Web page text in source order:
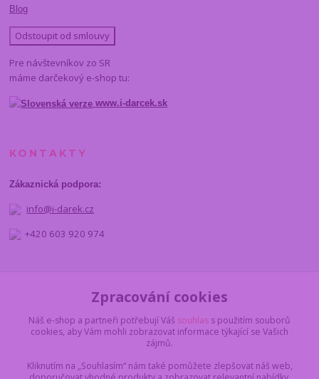
Blog
Odstoupit od smlouvy
Pre návštevníkov zo SR
máme darčekový e-shop tu:
www.i-darcek.sk
KONTAKTY
Zákaznická podpora:
info@i-darek.cz
+420 603 920 974
Zpracování cookies
Náš e-shop a partneři potřebují Váš souhlas s použitím souborů
cookies, aby Vám mohli zobrazovat informace týkající se Vašich
zájmů.
Kliknutím na „Souhlasím“ nám také pomůžete zlepšovat náš web,